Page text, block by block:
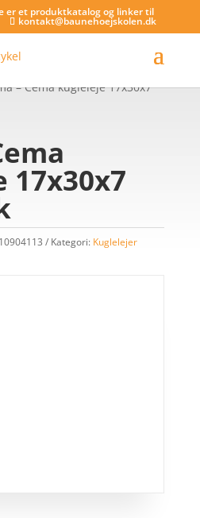
er et produktkatalog og linker til
kontakt@baunehoejskolen.dk
– Cema kugleleje 17x30x7
17x30x7
Kategori: Kuglelejer